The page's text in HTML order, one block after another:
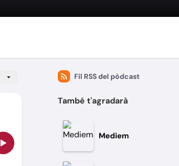
Fil RSS del pòdcast
També t'agradarà
Mediem